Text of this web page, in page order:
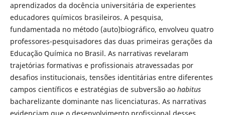
aprendizados da docência universitária de experientes
educadores químicos brasileiros. A pesquisa,
fundamentada no método (auto)biográfico, envolveu quatro
professores-pesquisadores das duas primeiras gerações da
Educação Química no Brasil. As narrativas revelaram
trajetórias formativas e profissionais atravessadas por
desafios institucionais, tensões identitárias entre diferentes
campos científicos e estratégias de subversão ao habitus
bacharelizante dominante nas licenciaturas. As narrativas